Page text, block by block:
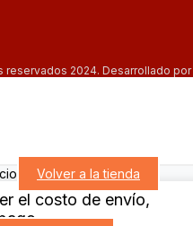
reservados 2024. Desarrollado por
Volver a la tienda
el costo de envío,